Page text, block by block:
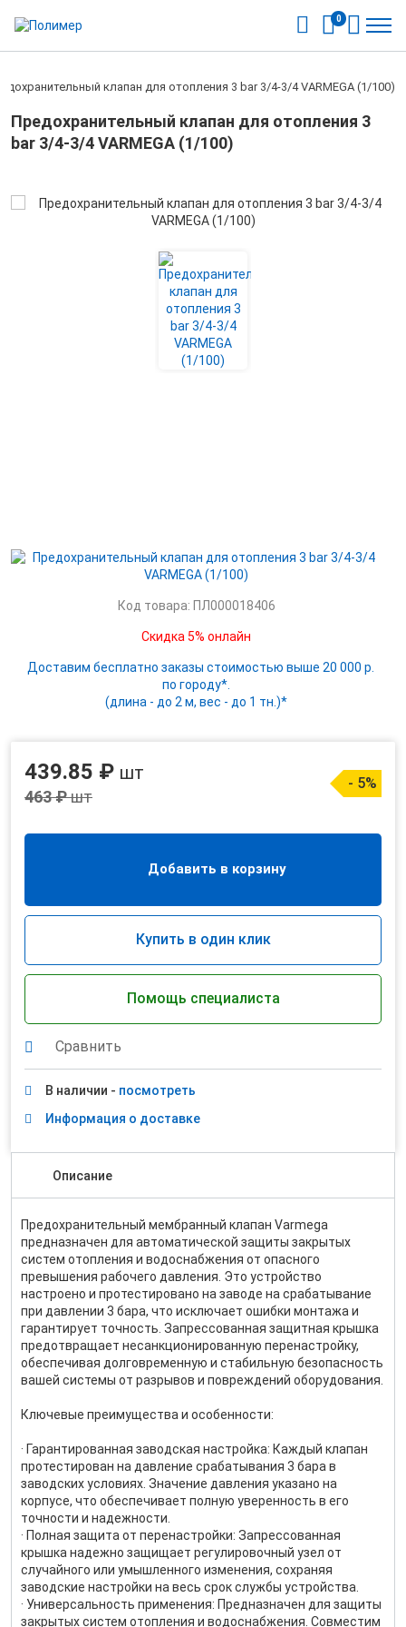
0
клапан для отопления 3 bar 3/4-3/4 VARMEGA (1/100)
Предохранительный клапан для отопления 3
bar 3/4-3/4 VARMEGA (1/100)
Код товара: ПЛ000018406
Скидка 5% онлайн
Доставим бесплатно заказы стоимостью выше 20 000 р.
по городу*.
(длина - до 2 м, вес - до 1 тн.)*
439.85 ₽ шт
463 ₽шт
- 5%
Добавить в корзину
Купить в один клик
Помощь специалиста
Сравнить
В наличии - посмотреть
Информация о доставке
Описание
Предохранительный мембранный клапан Varmega
предназначен для автоматической защиты закрытых
систем отопления и водоснабжения от опасного
превышения рабочего давления. Это устройство
настроено и протестировано на заводе на срабатывание
при давлении 3 бара, что исключает ошибки монтажа и
гарантирует точность. Запрессованная защитная крышка
предотвращает несанкционированную перенастройку,
обеспечивая долговременную и стабильную безопасность
вашей системы от разрывов и повреждений оборудования.
Ключевые преимущества и особенности:
· Гарантированная заводская настройка: Каждый клапан
протестирован на давление срабатывания 3 бара в
заводских условиях. Значение давления указано на
корпусе, что обеспечивает полную уверенность в его
точности и надежности.
· Полная защита от перенастройки: Запрессованная
крышка надежно защищает регулировочный узел от
случайного или умышленного изменения, сохраняя
заводские настройки на весь срок службы устройства.
· Универсальность применения: Предназначен для защиты
закрытых систем отопления и водоснабжения. Совместим